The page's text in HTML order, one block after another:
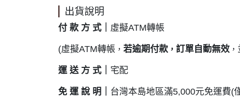
出貨說明
付 款 方 式｜ 虛擬ATM轉帳
(虛擬ATM轉帳 ， 若逾期付款 ， 訂單自動無效 ，
運 送 方 式｜ 宅配
免 運 說 明｜ 台灣本島地區滿5,000元免運費(